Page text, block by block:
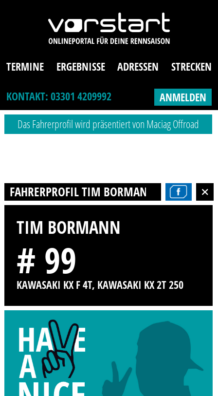
TERMINE ERGEBNISSE ADRESSEN
STRECKEN
KONTAKT: 03301 4209992
ANMELDEN
Das Fahrerprofil wird präsentiert von Maciag Offroad
FAHRERPROFIL TIM BORMANN
TIM BORMANN
# 99
KAWASAKI KX F 4T, KAWASAKI KX 2T 250